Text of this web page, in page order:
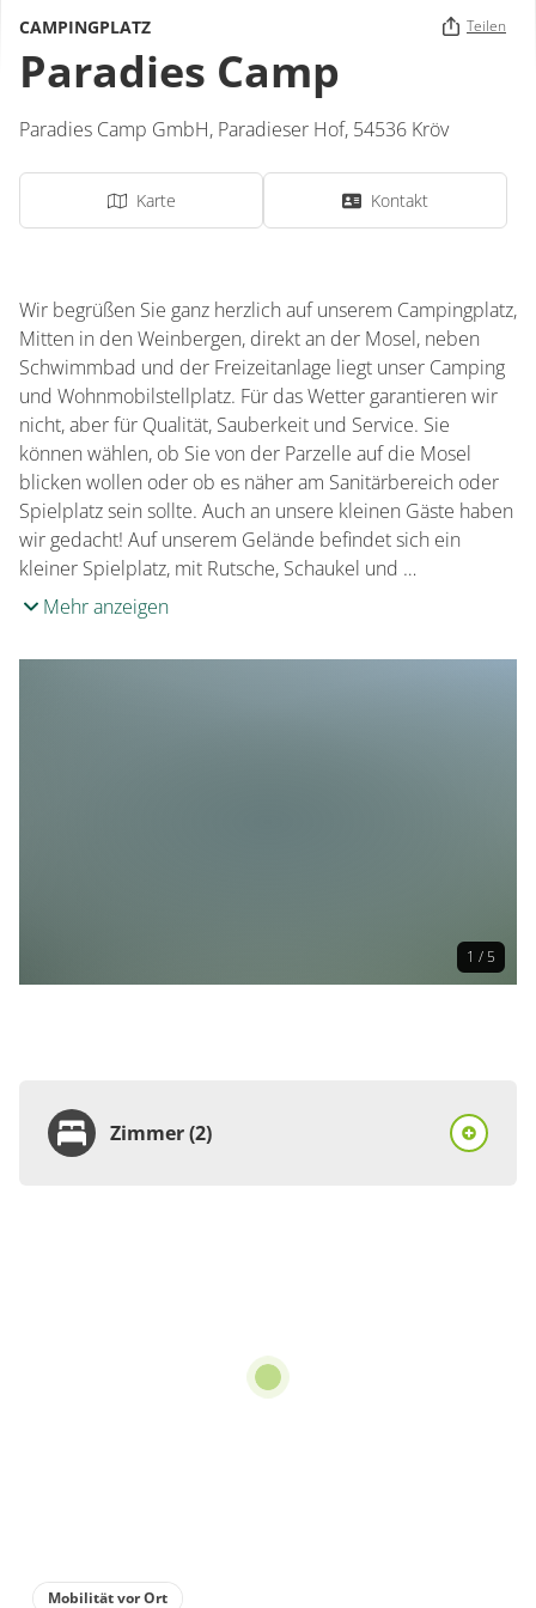
CAMPINGPLATZ Teilen
Paradies Camp
Paradies Camp GmbH, Paradieser Hof, 54536 Kröv
Karte Kontakt
Wir begrüßen Sie ganz herzlich auf unserem Campingplatz,
Mitten in den Weinbergen, direkt an der Mosel, neben
Schwimmbad und der Freizeitanlage liegt unser Camping
und Wohnmobilstellplatz. Für das Wetter garantieren wir
nicht, aber für Qualität, Sauberkeit und Service. Sie
können wählen, ob Sie von der Parzelle auf die Mosel
blicken wollen oder ob es näher am Sanitärbereich oder
Spielplatz sein sollte. Auch an unsere kleinen Gäste haben
wir gedacht! Auf unserem Gelände befindet sich ein
kleiner Spielplatz, mit Rutsche, Schaukel und …
Mehr anzeigen
1 / 5
Zimmer (2)
fürbis 4 Personen
Mobilität vor Ort